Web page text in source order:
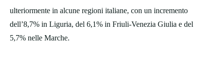
ulteriormente in alcune regioni italiane, con un incremento
dell’8,7% in Liguria, del 6,1% in Friuli-Venezia Giulia e del
5,7% nelle Marche.